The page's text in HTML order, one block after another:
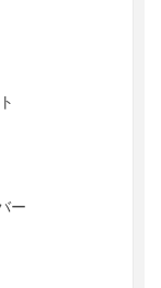
ー